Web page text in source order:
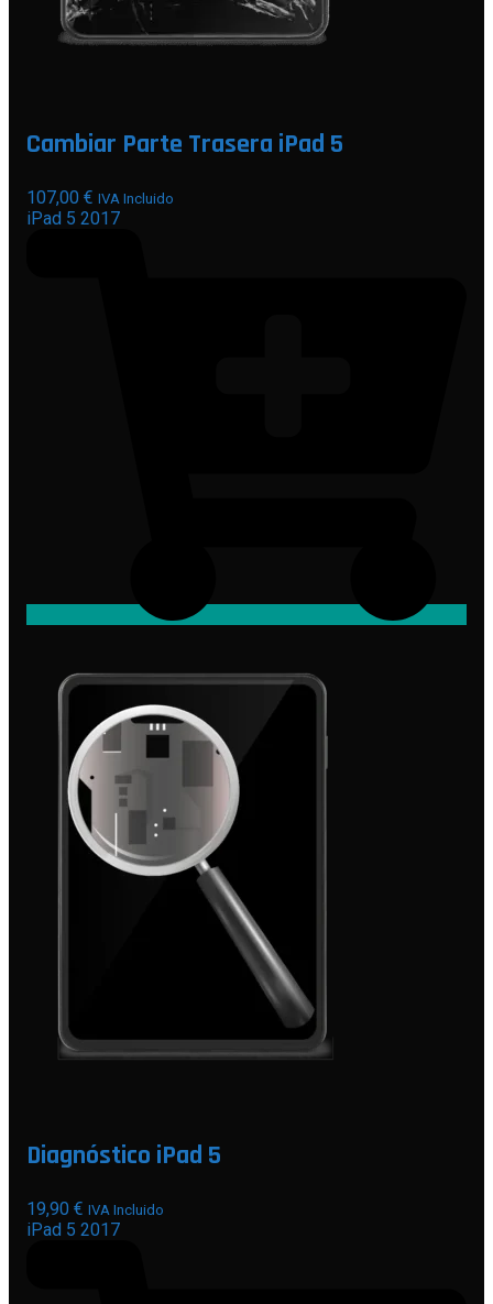
Cambiar Parte Trasera iPad 5
107,00 € IVA Incluido
iPad 5 2017
Diagnóstico iPad 5
19,90 € IVA Incluido
iPad 5 2017